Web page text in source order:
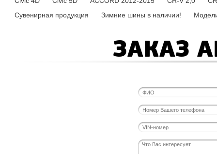
Сувенирная продукция
Зимние шины в наличии!
ЗАКАЗ